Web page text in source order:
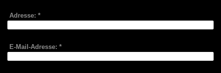
Adresse: *
E-Mail-Adresse: *